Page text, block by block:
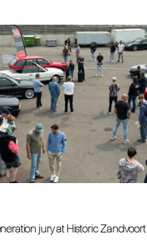
jury at Historic